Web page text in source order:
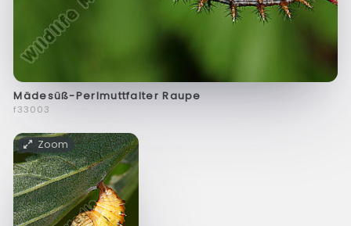
Mädesüß-Perlmuttfalter Raupe
f33003
Zoom